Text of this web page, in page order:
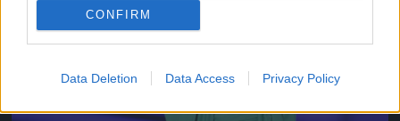
CONFIRM
Data Deletion Data Access Privacy Policy